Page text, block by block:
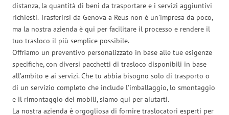
distanza, la quantità di beni da trasportare e i servizi aggiuntivi
richiesti. Trasferirsi da Genova a Reus non è un’impresa da poco,
ma la nostra azienda è qui per facilitare il processo e rendere il
tuo trasloco il più semplice possibile.
Offriamo un preventivo personalizzato in base alle tue esigenze
specifiche, con diversi pacchetti di trasloco disponibili in base
all’ambito e ai servizi. Che tu abbia bisogno solo di trasporto o
di un servizio completo che include l’imballaggio, lo smontaggio
e il rimontaggio dei mobili, siamo qui per aiutarti.
La nostra azienda è orgogliosa di fornire traslocatori esperti per